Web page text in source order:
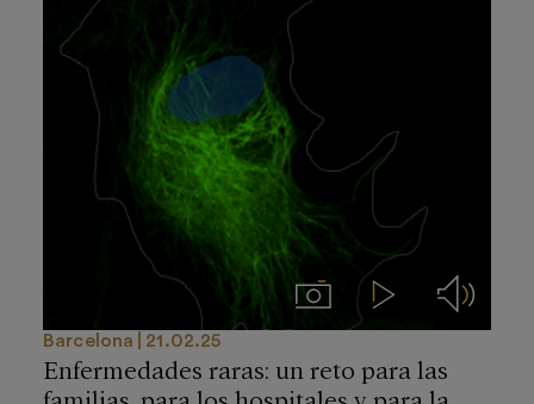
ImágenesVideos Audios
Barcelona 21.02.25
Enfermedades raras: un reto para las
familias, para los hospitales y para la